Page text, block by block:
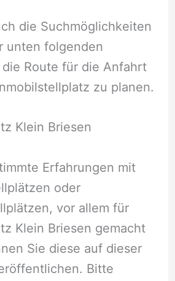
die Suchmöglichkeiten
unten folgenden
Route für die Anfahrt
zu planen.
Klein Briesen
Erfahrungen mit
oder
vor allem für
Klein Briesen gemacht
Sie diese auf dieser
Bitte